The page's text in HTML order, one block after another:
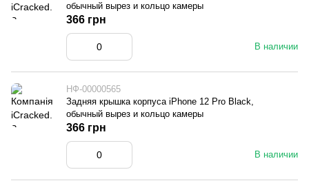
обычный вырез и кольцо камеры
В наличии
366 грн
НФ-00000565
Задняя крышка корпуса iPhone 12 Pro Black,
обычный вырез и кольцо камеры
В наличии
366 грн